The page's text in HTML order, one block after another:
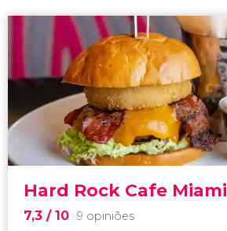
Hard Rock Cafe Miami
7,3 / 10 9 opiniões